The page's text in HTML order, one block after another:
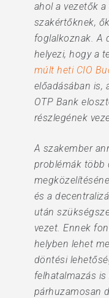
ahol a vezetők
szakértőknek,
foglalkoznak. A
helyezi, hogy a
múlt heti CIO
előadásában is,
OTP Bank
részlegének
A szakember
problémák több
és a
után
vezet. Ennek
helyben lehet
döntési
felhatalmazás
párhuzamosan